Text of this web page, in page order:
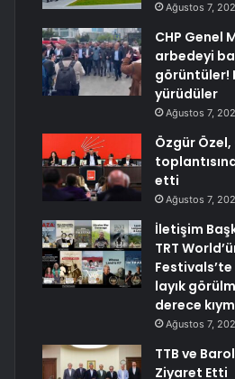
Ağustos 7,
CHP Genel
arbedeyi
görüntüler!
yürüdüler
Ağustos 7,
Özgür Özel,
etti
Ağustos 7,
İletişim
TRT
Festivals’te
layık
derece
Ağustos 7,
TTB ve
Ziyaret Etti